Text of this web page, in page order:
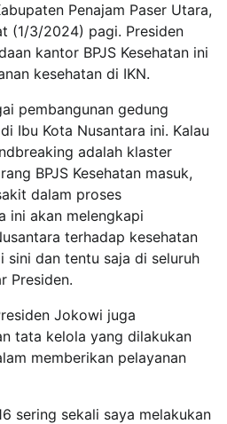
Penajam Paser Utara,
(1/3/2024) pagi. Presiden
kantor BPJS Kesehatan ini
kesehatan di IKN.
pembangunan gedung
Ibu Kota Nusantara ini. Kalau
adalah klaster
BPJS Kesehatan masuk,
dalam proses
ini akan melengkapi
terhadap kesehatan
sini dan tentu saja di seluruh
Presiden.
Jokowi juga
tata kelola yang dilakukan
memberikan pelayanan
sering sekali saya melakukan